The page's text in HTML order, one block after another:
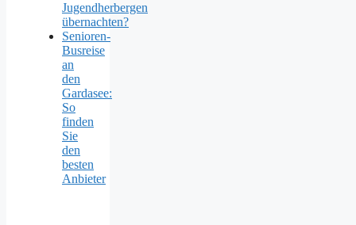
Jugendherbergen
übernachten?
Senioren-
Busreise
an
den
Gardasee:
So
finden
Sie
den
besten
Anbieter